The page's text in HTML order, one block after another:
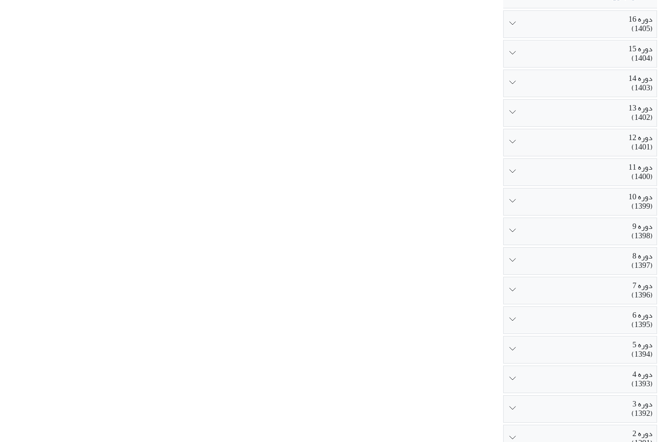
دوره 16
(1405)
دوره 15
(1404)
دوره 14
(1403)
دوره 13
(1402)
دوره 12
(1401)
دوره 11
(1400)
دوره 10
(1399)
دوره 9
(1398)
دوره 8
(1397)
دوره 7
(1396)
دوره 6
(1395)
دوره 5
(1394)
دوره 4
(1393)
دوره 3
(1392)
دوره 2